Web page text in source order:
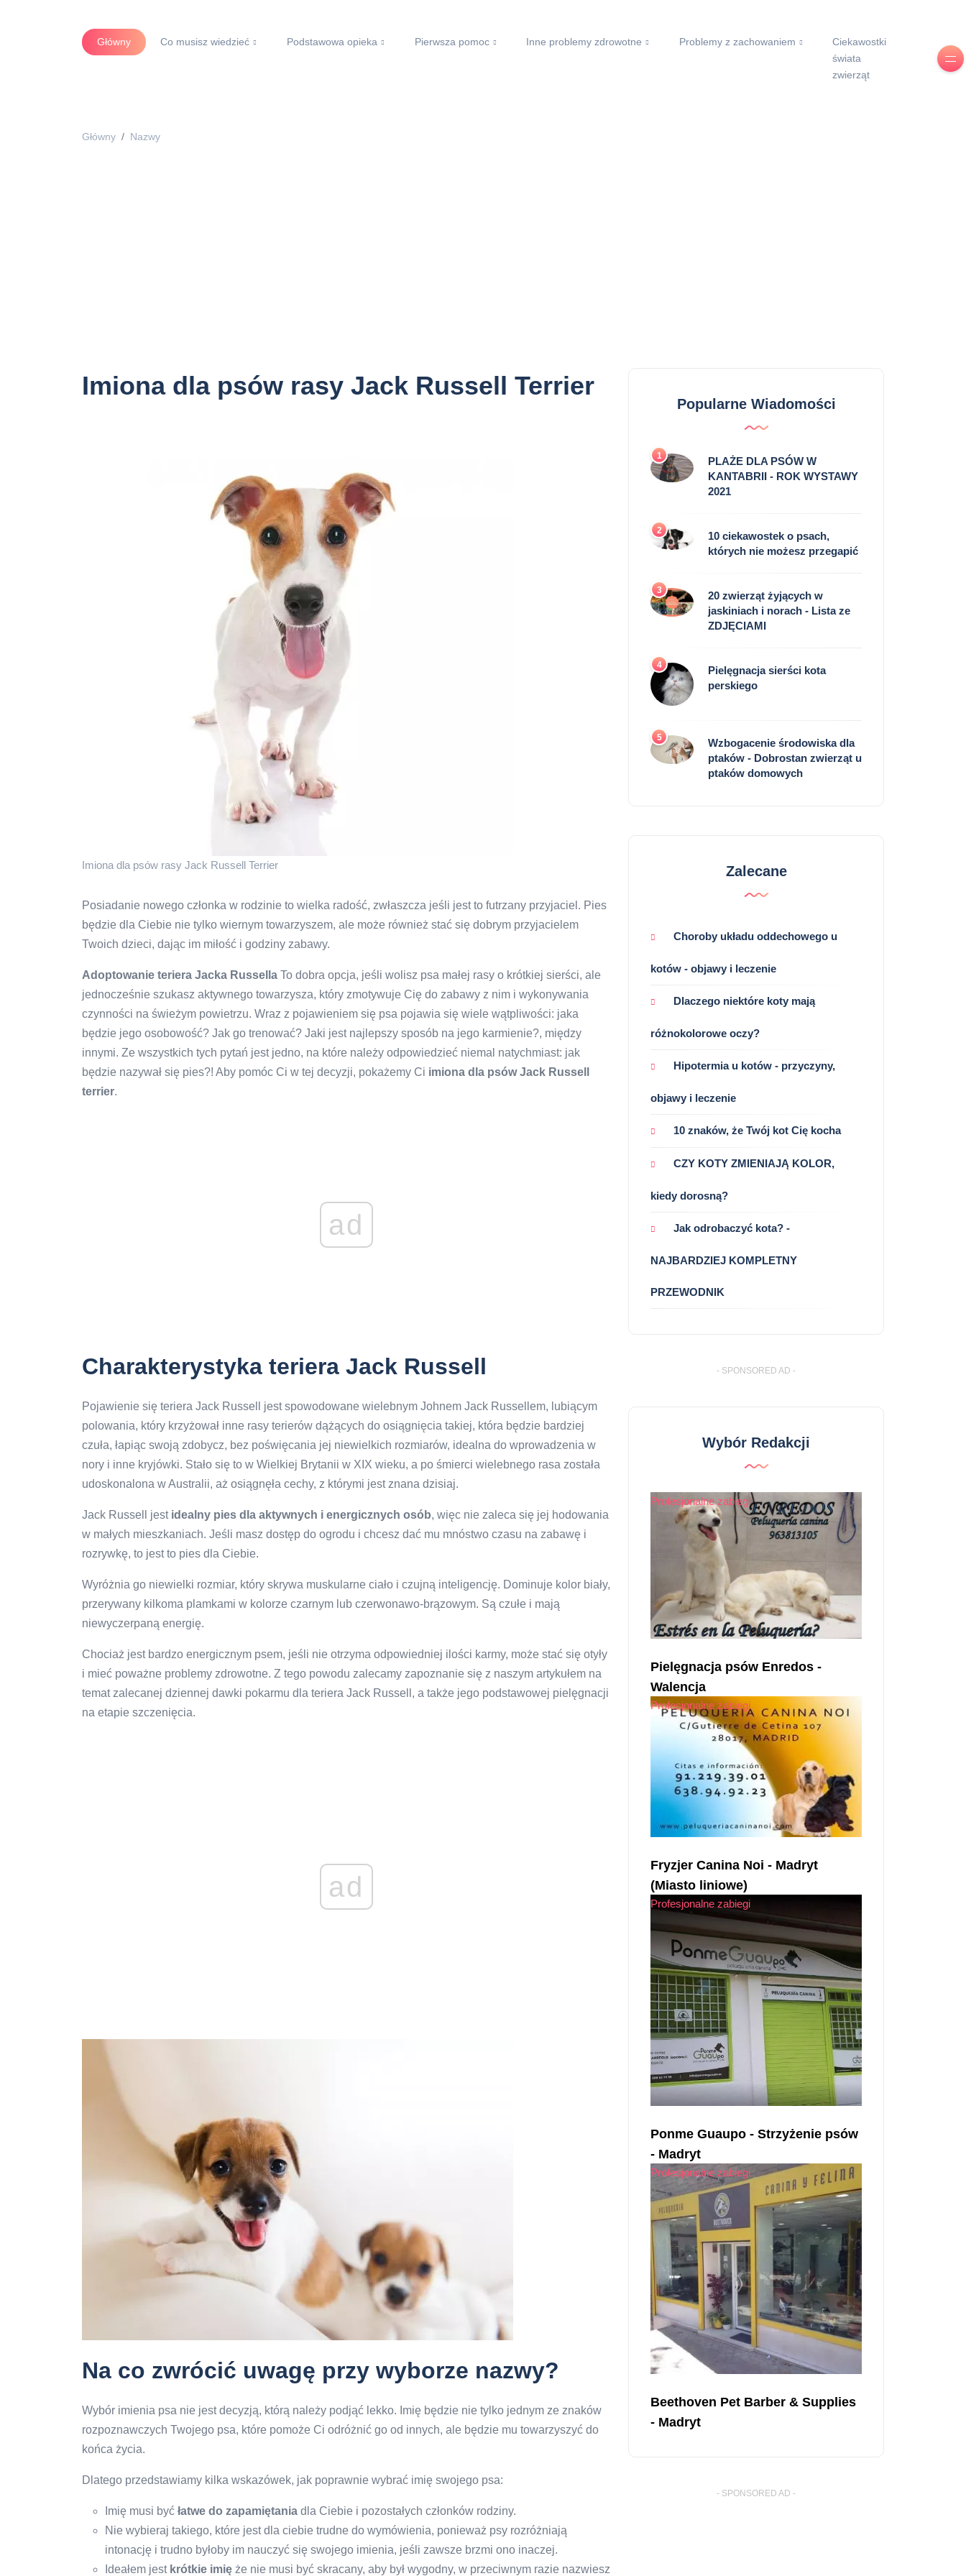
Główny Co musisz wiedzieć Podstawowa opieka Pierwsza pomoc Inne problemy zdrowotne Problemy z zachowaniem
Ciekawostki
świata
zwierząt
Główny Nazwy
Imiona dla psów rasy Jack Russell Terrier
Imiona dla psów rasy Jack Russell Terrier
Posiadanie nowego członka w rodzinie to wielka radość, zwłaszcza jeśli jest to futrzany przyjaciel. Pies
będzie dla Ciebie nie tylko wiernym towarzyszem, ale może również stać się dobrym przyjacielem
Twoich dzieci, dając im miłość i godziny zabawy.
Adoptowanie teriera Jacka Russella To dobra opcja, jeśli wolisz psa małej rasy o krótkiej sierści, ale
jednocześnie szukasz aktywnego towarzysza, który zmotywuje Cię do zabawy z nim i wykonywania
czynności na świeżym powietrzu. Wraz z pojawieniem się psa pojawia się wiele wątpliwości: jaka
będzie jego osobowość? Jak go trenować? Jaki jest najlepszy sposób na jego karmienie?, między
innymi. Ze wszystkich tych pytań jest jedno, na które należy odpowiedzieć niemal natychmiast: jak
będzie nazywał się pies?! Aby pomóc Ci w tej decyzji, pokażemy Ci imiona dla psów Jack Russell
terrier.
ad
Charakterystyka teriera Jack Russell
Pojawienie się teriera Jack Russell jest spowodowane wielebnym Johnem Jack Russellem, lubiącym
polowania, który krzyżował inne rasy terierów dążących do osiągnięcia takiej, która będzie bardziej
czuła, łapiąc swoją zdobycz, bez poświęcania jej niewielkich rozmiarów, idealna do wprowadzenia w
nory i inne kryjówki. Stało się to w Wielkiej Brytanii w XIX wieku, a po śmierci wielebnego rasa została
udoskonalona w Australii, aż osiągnęła cechy, z którymi jest znana dzisiaj.
Jack Russell jestidealny pies dla aktywnych i energicznych osób, więc nie zaleca się jej hodowania
w małych mieszkaniach. Jeśli masz dostęp do ogrodu i chcesz dać mu mnóstwo czasu na zabawę i
rozrywkę, to jest to pies dla Ciebie.
Wyróżnia go niewielki rozmiar, który skrywa muskularne ciało i czujną inteligencję. Dominuje kolor biały,
przerywany kilkoma plamkami w kolorze czarnym lub czerwonawo-brązowym. Są czułe i mają
niewyczerpaną energię.
Chociaż jest bardzo energicznym psem, jeśli nie otrzyma odpowiedniej ilości karmy, może stać się otyły
i mieć poważne problemy zdrowotne. Z tego powodu zalecamy zapoznanie się z naszym artykułem na
temat zalecanej dziennej dawki pokarmu dla teriera Jack Russell, a także jego podstawowej pielęgnacji
na etapie szczenięcia.
ad
Na co zwrócić uwagę przy wyborze nazwy?
Wybór imienia psa nie jest decyzją, którą należy podjąć lekko. Imię będzie nie tylko jednym ze znaków
rozpoznawczych Twojego psa, które pomoże Ci odróżnić go od innych, ale będzie mu towarzyszyć do
końca życia.
Dlatego przedstawiamy kilka wskazówek, jak poprawnie wybrać imię swojego psa:
Imię musi być łatwe do zapamiętania dla Ciebie i pozostałych członków rodziny.
Nie wybieraj takiego, które jest dla ciebie trudne do wymówienia, ponieważ psy rozróżniają
intonację i trudno byłoby im nauczyć się swojego imienia, jeśli zawsze brzmi ono inaczej.
Ideałem jest krótkie imię że nie musi być skracany, aby był wygodny, w przeciwnym razie nazwiesz
Popularne Wiadomości
1
PLAŻE DLA PSÓW W
KANTABRII - ROK WYSTAWY
2021
2
10 ciekawostek o psach,
których nie możesz przegapić
3
20 zwierząt żyjących w
jaskiniach i norach - Lista ze
ZDJĘCIAMI
4
Pielęgnacja sierści kota
perskiego
5
Wzbogacenie środowiska dla
ptaków - Dobrostan zwierząt u
ptaków domowych
Zalecane
Choroby układu oddechowego u
kotów - objawy i leczenie
Dlaczego niektóre koty mają
różnokolorowe oczy?
Hipotermia u kotów - przyczyny,
objawy i leczenie
10 znaków, że Twój kot Cię kocha
CZY KOTY ZMIENIAJĄ KOLOR,
kiedy dorosną?
Jak odrobaczyć kota? -
NAJBARDZIEJ KOMPLETNY
PRZEWODNIK
- SPONSORED AD -
Wybór Redakcji
Profesjonalne zabiegi
Pielęgnacja psów Enredos -
Walencja
Profesjonalne zabiegi
Fryzjer Canina Noi - Madryt
(Miasto liniowe)
Profesjonalne zabiegi
Ponme Guaupo - Strzyżenie psów
- Madryt
Profesjonalne zabiegi
Beethoven Pet Barber & Supplies
- Madryt
- SPONSORED AD -